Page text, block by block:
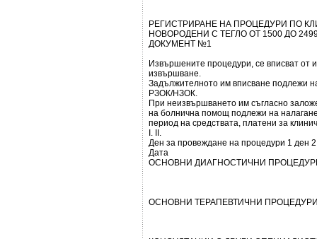
РЕГИСТРИРАНЕ НА ПРОЦЕДУРИ ПО
НОВОРОДЕНИ С ТЕГЛО ОТ 1500 ДО
ДОКУМЕНТ №1
Извършените процедури, се вписват от
извършване.
Задължителното им вписване подлежи
РЗОК/НЗОК.
При неизвършването им съгласно
на болнична помощ подлежи на
период на средствата, платени за
І. ІІ.
Ден за провеждане на процедури 1 ден
Дата
ОСНОВНИ ДИАГНОСТИЧНИ
ОСНОВНИ ТЕРАПЕВТИЧНИ